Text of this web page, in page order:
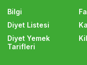
Bilgi
Diyet Listesi
Diyet Yemek
Tarifleri